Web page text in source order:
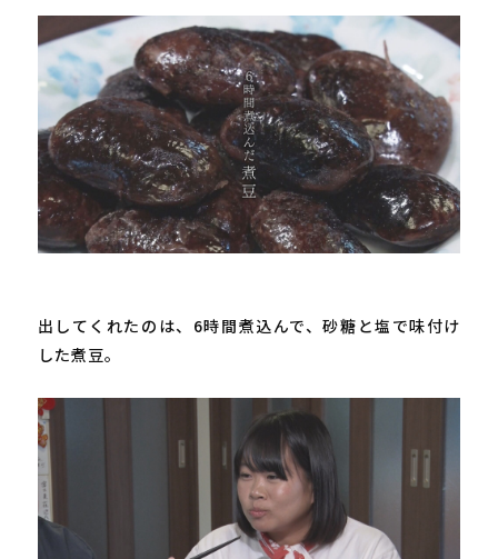
出してくれたのは、 6時間煮込んで、砂糖と塩で味付け
した煮豆。